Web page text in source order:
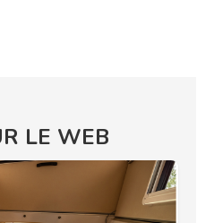
LE WEB